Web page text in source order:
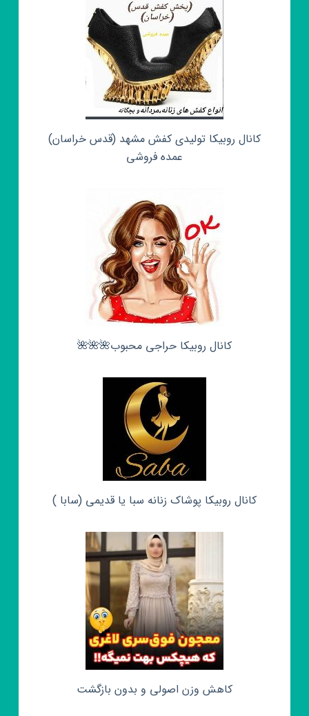
کانال روبیکا تولیدی کفش مشهد (قدس خراسان)
عمده فروشی
کانال روبیکا حراجی محبوب🌺🌺🌺
کانال روبیکا پوشاک زنانه سبا یا قدیمی (سابا )
کاهش وزن اصولی و بدون بازگشت